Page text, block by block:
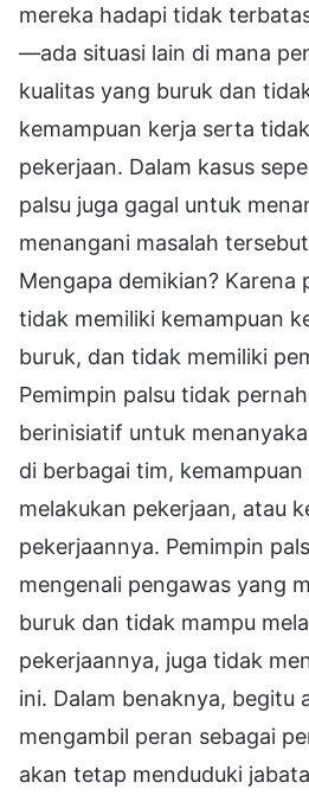
mereka hadapi tidak
—ada situasi lain di mana
kualitas yang buruk dan
kemampuan kerja serta
pekerjaan. Dalam kasus
palsu juga gagal untuk
menangani masalah
Mengapa demikian? Karena
tidak memiliki kemampuan
buruk, dan tidak memiliki
Pemimpin palsu tidak
berinisiatif untuk
di berbagai tim,
melakukan pekerjaan, atau
pekerjaannya. Pemimpin
mengenali pengawas yang
buruk dan tidak mampu
pekerjaannya, juga tidak
ini. Dalam benaknya, begitu
mengambil peran sebagai
akan tetap menduduki